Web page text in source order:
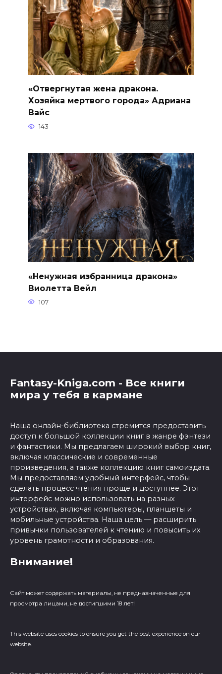
«Отвергнутая жена дракона.
Хозяйка мертвого города» Адриана
Вайс
143
«Ненужная избранница дракона»
Виолетта Вейл
107
Fantasy-Kniga.com - Все книги
мира у тебя в кармане
Наша онлайн-библиотека стремится предоставить
доступ к большой коллекции книг в жанре фэнтези
и фантастики. Мы предлагаем широкий выбор книг,
включая классические и современные
произведения, а также коллекцию книг самоиздата.
Мы предоставляем удобный интерфейс, чтобы
сделать процесс чтения проще и доступнее. Этот
интерфейс можно использовать на разных
устройствах, включая компьютеры, планшеты и
мобильные устройства. Наша цель — расширить
привычки пользователей к чтению и повысить их
уровень грамотности и образования.
Внимание!
Сайт может содержать материалы, не предназначенные для
просмотра лицами, не достигшими 18 лет!
This website uses cookies to ensure you get the best experience on our
website.